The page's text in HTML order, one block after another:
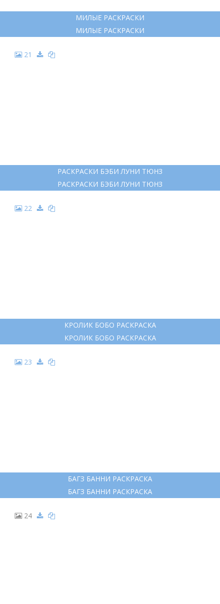
МИЛЫЕ РАСКРАСКИ
МИЛЫЕ РАСКРАСКИ
21
РАСКРАСКИ БЭБИ ЛУНИ ТЮНЗ
РАСКРАСКИ БЭБИ ЛУНИ ТЮНЗ
22
КРОЛИК БОБО РАСКРАСКА
КРОЛИК БОБО РАСКРАСКА
23
БАГЗ БАННИ РАСКРАСКА
БАГЗ БАННИ РАСКРАСКА
24